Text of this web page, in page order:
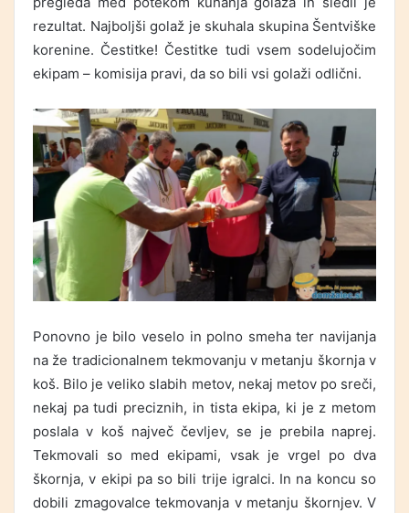
rezultat. Najboljši golaž je skuhala skupina Šentviške
korenine. Čestitke! Čestitke tudi vsem sodelujočim
ekipam – komisija pravi, da so bili vsi golaži odlični.
Ponovno je bilo veselo in polno smeha ter navijanja
na že tradicionalnem tekmovanju v metanju škornja v
koš. Bilo je veliko slabih metov, nekaj metov po sreči,
nekaj pa tudi preciznih, in tista ekipa, ki je z metom
poslala v koš največ čevljev, se je prebila naprej.
Tekmovali so med ekipami, vsak je vrgel po dva
škornja, v ekipi pa so bili trije igralci. In na koncu so
dobili zmagovalce tekmovanja v metanju škornjev. V